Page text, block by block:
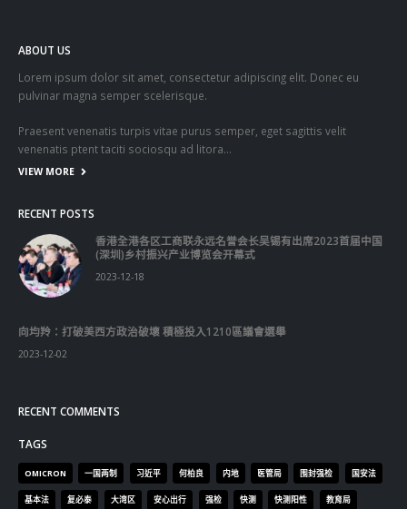
ABOUT US
Lorem ipsum dolor sit amet, consectetur adipiscing elit. Donec eu
pulvinar magna semper scelerisque.
Praesent venenatis turpis vitae purus semper, eget sagittis velit
venenatis ptent taciti sociosqu ad litora…
VIEW MORE
RECENT POSTS
香港全港各区工商联永远名誉会长吴锡有出席2023首届中国
(深圳)乡村振兴产业博览会开幕式
2023-12-18
向均羚：打破美西方政治破壞 積極投入1210區議會選舉
2023-12-02
RECENT COMMENTS
TAGS
OMICRON 一国两制 习近平 何柏良 内地 医管局 围封强检 国安法
基本法 复必泰 大湾区 安心出行 强检 快测 快测阳性 教育局